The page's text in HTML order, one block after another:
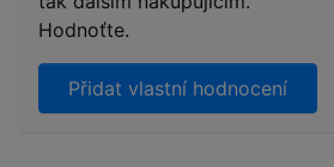
Hodnoťte.
Přidat vlastní hodnocení